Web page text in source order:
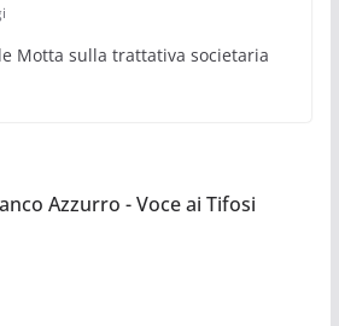
Motta sulla trattativa societaria
Azzurro - Voce ai Tifosi